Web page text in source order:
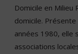
Domicile en Milieu
domicile.
années 1980, elle
associations